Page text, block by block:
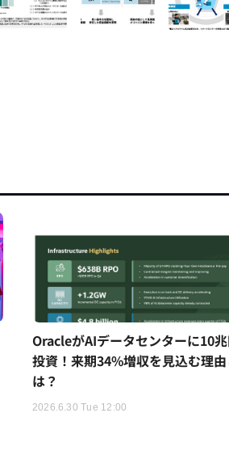
OracleがAIデータセンターに10
投資！来期34%増収を見込む理
は？
2026.6.30 Tue 12:00